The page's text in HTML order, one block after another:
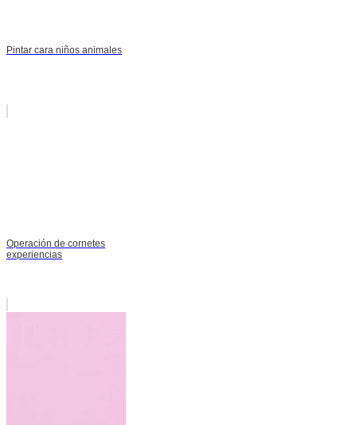
Pintar cara niños animales
Operación de cornetes
experiencias